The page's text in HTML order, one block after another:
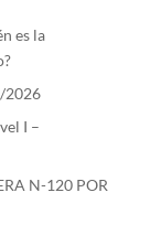
es la
2026
I –
N-120 POR